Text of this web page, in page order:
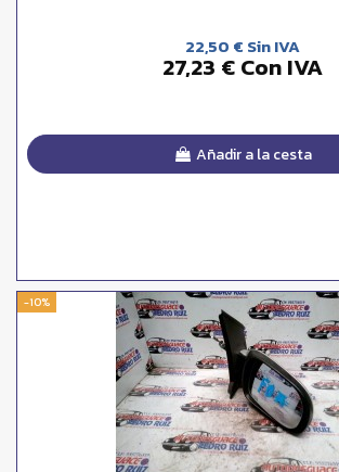
22,50 € Sin IVA
27,23 € Con IVA
Añadir a la cesta
-10%